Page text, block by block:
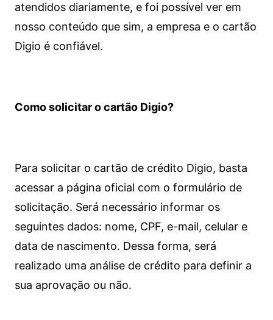
atendidos diariamente, e foi possível ver em
nosso conteúdo que sim, a empresa e o cartão
Digio é confiável.
Como solicitar o cartão Digio?
Para solicitar o cartão de crédito Digio, basta
acessar a página oficial com o formulário de
solicitação. Será necessário informar os
seguintes dados: nome, CPF, e-mail, celular e
data de nascimento. Dessa forma, será
realizado uma análise de crédito para definir a
sua aprovação ou não.